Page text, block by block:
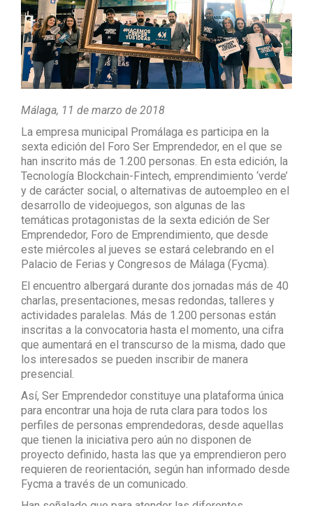
Málaga, 11 de marzo de 2018
La empresa municipal Promálaga es participa en la
sexta edición del Foro Ser Emprendedor, en el que se
han inscrito más de 1.200 personas. En esta edición, la
Tecnología Blockchain-Fintech, emprendimiento ‘verde’
y de carácter social, o alternativas de autoempleo en el
desarrollo de videojuegos, son algunas de las
temáticas protagonistas de la sexta edición de Ser
Emprendedor, Foro de Emprendimiento, que desde
este miércoles al jueves se estará celebrando en el
Palacio de Ferias y Congresos de Málaga (Fycma).
El encuentro albergará durante dos jornadas más de 40
charlas, presentaciones, mesas redondas, talleres y
actividades paralelas. Más de 1.200 personas están
inscritas a la convocatoria hasta el momento, una cifra
que aumentará en el transcurso de la misma, dado que
los interesados se pueden inscribir de manera
presencial.
Así, Ser Emprendedor constituye una plataforma única
para encontrar una hoja de ruta clara para todos los
perfiles de personas emprendedoras, desde aquellas
que tienen la iniciativa pero aún no disponen de
proyecto definido, hasta las que ya emprendieron pero
requieren de reorientación, según han informado desde
Fycma a través de un comunicado.